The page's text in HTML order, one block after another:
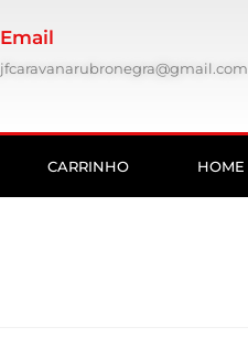
Email
jfcaravanarubronegra@gmail.com
CARRINHO HOME